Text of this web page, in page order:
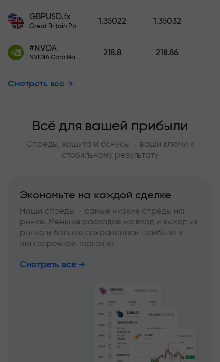
GBPUSD.fx
Great Britain Pound vs US Dollar
1.35022 1.35032
#NVDA
NVIDIA Corp Nasdaq Stock Exchange (Nasdaq) USD
218.8 218.86
Смотреть все
Всё для вашей прибыли
Спреды, защита и бонусы — ваши ключи к
стабильному результату
Экономьте на каждой сделке
Наши спреды — самые низкие спреды на
рынке. Меньше расходов на вход и выход из
рынка и больше сохраненной прибыли в
долгосрочной торговле
Смотреть все